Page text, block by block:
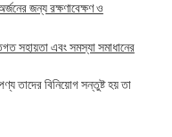
জন্য রক্ষণাবেক্ষণ ও
সহায়তা এবং সমস্যা সমাধানের
তাদের বিনিয়োগ সন্তুষ্ট হয় তা